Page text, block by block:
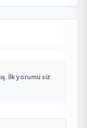
İlk yorumu siz